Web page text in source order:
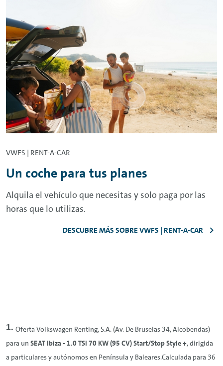
VWFS | RENT-A-CAR
Un coche para tus planes
Alquila el vehículo que necesitas y solo paga por las
horas que lo utilizas.
DESCUBRE MÁS SOBRE VWFS | RENT-A-CAR
Oferta Volkswagen Renting, S.A. (Av. De Bruselas 34, Alcobendas)
para un SEAT Ibiza - 1.0 TSI 70 KW (95 CV) Start/Stop Style +, dirigida
a particulares y autónomos en Península y Baleares.Calculada para 36